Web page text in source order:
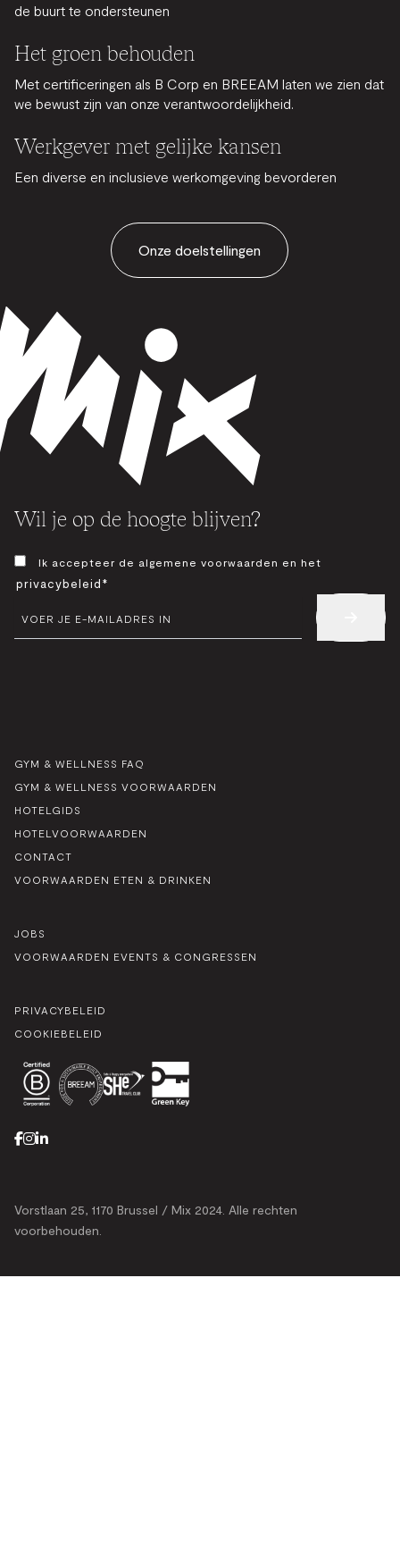
de buurt te ondersteunen
Het groen behouden
Met certificeringen als B Corp en BREEAM laten we zien dat
we bewust zijn van onze verantwoordelijkheid.
Werkgever met gelijke kansen
Een diverse en inclusieve werkomgeving bevorderen
Onze doelstellingen
Wil je op de hoogte blijven?
TOESTEMMING
Ik accepteer de algemene voorwaarden en het
privacybeleid*
E-
MAIL
GYM & WELLNESS FAQ
GYM & WELLNESS VOORWAARDEN
HOTELGIDS
HOTELVOORWAARDEN
CONTACT
VOORWAARDEN ETEN & DRINKEN
JOBS
VOORWAARDEN EVENTS & CONGRESSEN
PRIVACYBELEID
COOKIEBELEID
Vorstlaan 25, 1170 Brussel / Mix 2024. Alle rechten
voorbehouden.